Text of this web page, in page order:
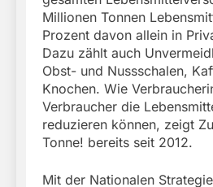
Millionen Tonnen
Prozent davon allein in
Dazu zählt auch
Obst- und Nussschalen,
Knochen. Wie
Verbraucher die
reduzieren können, zeigt
Tonne! bereits seit 2012.
Mit der Nationalen